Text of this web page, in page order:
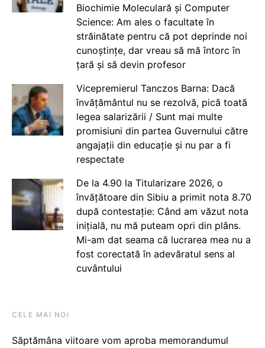
Biochimie Moleculară și Computer
Science: Am ales o facultate în
străinătate pentru că pot deprinde noi
cunoștințe, dar vreau să mă întorc în
țară și să devin profesor
Vicepremierul Tanczos Barna: Dacă
învățământul nu se rezolvă, pică toată
legea salarizării / Sunt mai multe
promisiuni din partea Guvernului către
angajații din educație și nu par a fi
respectate
De la 4.90 la Titularizare 2026, o
învățătoare din Sibiu a primit nota 8.70
după contestație: Când am văzut nota
inițială, nu mă puteam opri din plâns.
Mi-am dat seama că lucrarea mea nu a
fost corectată în adevăratul sens al
cuvântului
CELE MAI NOI
Săptămâna viitoare vom aproba memorandumul